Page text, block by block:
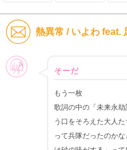
熱異常 / いよわ feat.
女性
そーだ
もう一枚
歌詞の中の「未来永
う口をそろえた大人
って兵隊だったのか